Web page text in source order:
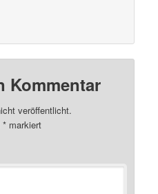
Kommentar
veröffentlicht.
* markiert